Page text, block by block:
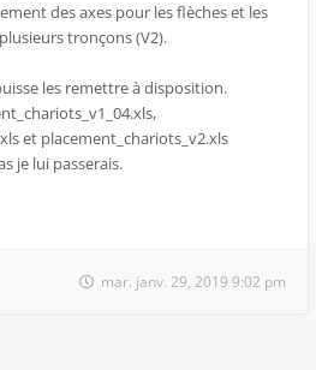
des axes pour les flèches et les
tronçons (V2).
les remettre à disposition.
et placement_chariots_v2.xls
je lui passerais.
mar. janv. 29, 2019 9:02 pm